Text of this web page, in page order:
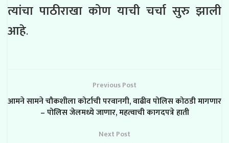
त्यांचा पाठीराखा कोण याची चर्चा सुरु झाली
आहे.
Previous Post
आमने सामने चौकशीला कोर्टाची परवानगी, वाढीव पोलिस कोठडी मागणार
– पोलिस जेलमध्ये जाणार, महत्वाची कागदपत्रे हाती
Next Post